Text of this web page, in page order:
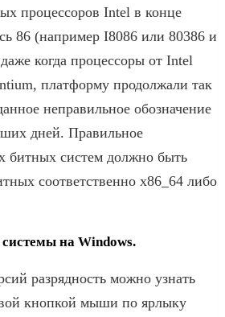
процессоров Intel в конце
86 (например I8086 или 80386 и
когда процессоры от Intel
платформу продолжали так
неправильное обозначение
дней. Правильное
битных систем должно быть
соответственно x86_64 либо
на Windows.
разрядность можно узнать
кнопкой мыши по ярлыку